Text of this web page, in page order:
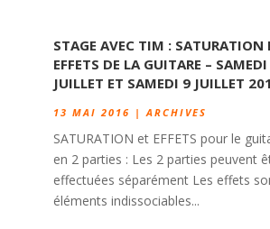
STAGE AVEC TIM : SATURATION
EFFETS DE LA GUITARE –
JUILLET ET SAMEDI 9 JUILLET
13 MAI 2016 |ARCHIVES
SATURATION et EFFETS pour le
en 2 parties : Les 2 parties peuvent
effectuées séparément Les effets
éléments indissociables...